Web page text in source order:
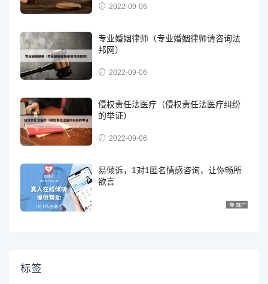
2022-09-06
专业婚姻律师（专业婚姻律师请咨询法
邦网）
2022-09-06
侵权责任法医疗（侵权责任法医疗纠纷
的举证）
2022-09-06
易倾诉，1对1匿名情感咨询，让你畅所
欲言
标签